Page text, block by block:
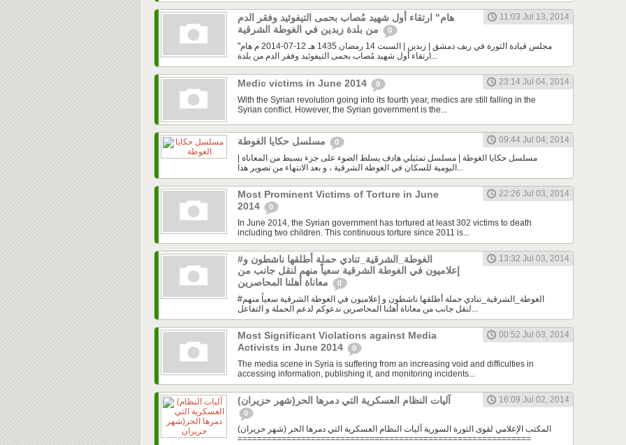
هام" ارتقاء أول شهيد مُصاب بحمى التيفوئيد وفقر الدم
0
11:03 Jul 13, 2014
مجلس قيادة الثورة في ريف دمشق | زبدين | السبت 14 رمضان 1435 هـ 12-07-2014 م هام"
ارتقاء أول شهيد مُصاب بحمى التيفوئيد وفقر الدم من بلدة...
Medic victims in June 2014 0
23:14 Jul 04, 2014
With the Syrian revolution going into its fourth year, medics are still falling in the
Syrian conflict. However, the Syrian government is the...
0
09:44 Jul 04, 2014
اليومية للسكان في الغوطة الشرقية ، و بعد الانتهاء من تصوير هذا...
Most Prominent Victims of Torture in June
2014
0
22:26 Jul 03, 2014
In June 2014, the Syrian government has tortured at least 302 victims to death
including two children. This continuous torture since 2011 is...
#الغوطة_الشرقية_تنادي حملة أطلقها ناشطون و
إعلاميون في الغوطة الشرقية سعياً منهم لنقل جانب من
0
13:32 Jul 03, 2014
#الغوطة_الشرقية_تنادي حملة أطلقها ناشطون و إعلاميون في الغوطة الشرقية سعياً منهم
لنقل جانب من معاناة أهلنا المحاصرين ندعوكم لدعم الحملة و التفاعل...
Most Significant Violations against Media
Activists in June 2014
0
00:52 Jul 03, 2014
The media scene in Syria is suffering from an increasing void and difficulties in
accessing information, publishing it, and monitoring incidents...
(آليات النظام العسكرية التي دمرها الحر(شهر حزيران
0
16:09 Jul 02, 2014
المكتب الإعلامي لقوى الثورة السورية آليات النظام العسكرية التي دمرها الحر (شهر حزيران)
============================================================